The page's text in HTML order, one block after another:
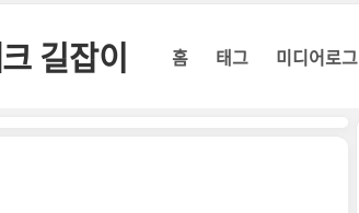
길잡이 홈 태그 미디어로그